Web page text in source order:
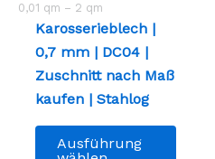
0,01 qm – 2 qm
Karosserieblech |
0,7 mm | DC04 |
Zuschnitt nach Maß
kaufen | Stahlog
Ausführung
Dieses